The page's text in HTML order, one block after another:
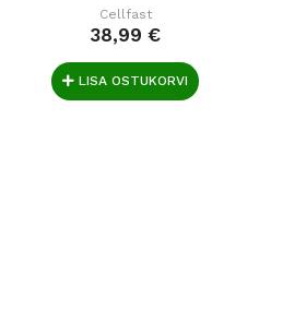
Cellfast
38,99 €
LISA OSTUKORVI